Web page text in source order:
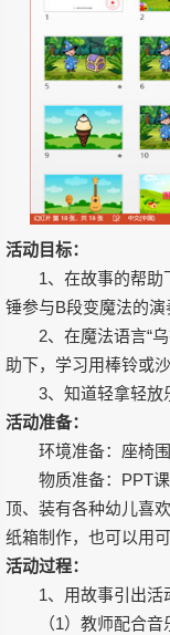
活动目标：
1、在故事的帮助
锤参与B段变魔法的演
2、在魔法语言“乌
助下，学习用棒铃或
3、知道轻拿轻放乐
活动准备：
环境准备：座椅围
物质准备：PPT课
顶、装有各种幼儿喜
纸箱制作，也可以用
活动过程：
1、用故事引出活动
（1）教师配合音乐